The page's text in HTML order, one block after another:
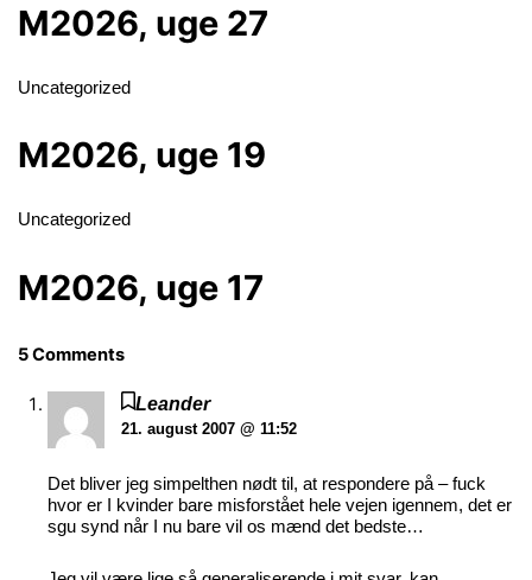
M2026, uge 27
Uncategorized
M2026, uge 19
Uncategorized
M2026, uge 17
5 Comments
Leander
21. august 2007 @ 11:52
Det bliver jeg simpelthen nødt til, at respondere på – fuck
hvor er I kvinder bare misforstået hele vejen igennem, det er
sgu synd når I nu bare vil os mænd det bedste…